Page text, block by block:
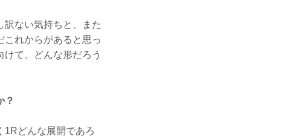
ない気持ちと、また
これからがあると思っ
て、どんな形だろう
？
どんな展開であろ